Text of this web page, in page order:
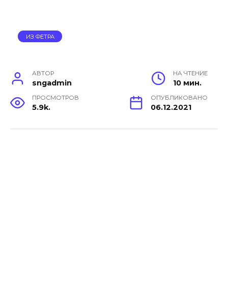
ИЗ ФЕТРА
АВТОР
sngadmin
НА ЧТЕНИЕ
10 мин.
ПРОСМОТРОВ
5.9k.
ОПУБЛИКОВАНО
06.12.2021